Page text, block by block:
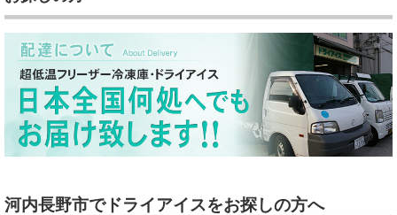
河内長野市でドライアイスをお探しの方へ